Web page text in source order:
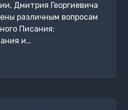
Дмитрия Георгиевича
различным вопросам
Писания:
и…